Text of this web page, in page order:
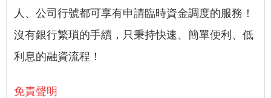
人、公司行號都可享有申請臨時資金調度的服務！
沒有銀行繁瑣的手續，只秉持快速、簡單便利、低
利息的融資流程！
免責聲明